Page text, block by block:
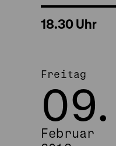
18.30 Uhr
Freitag
09.
Februar